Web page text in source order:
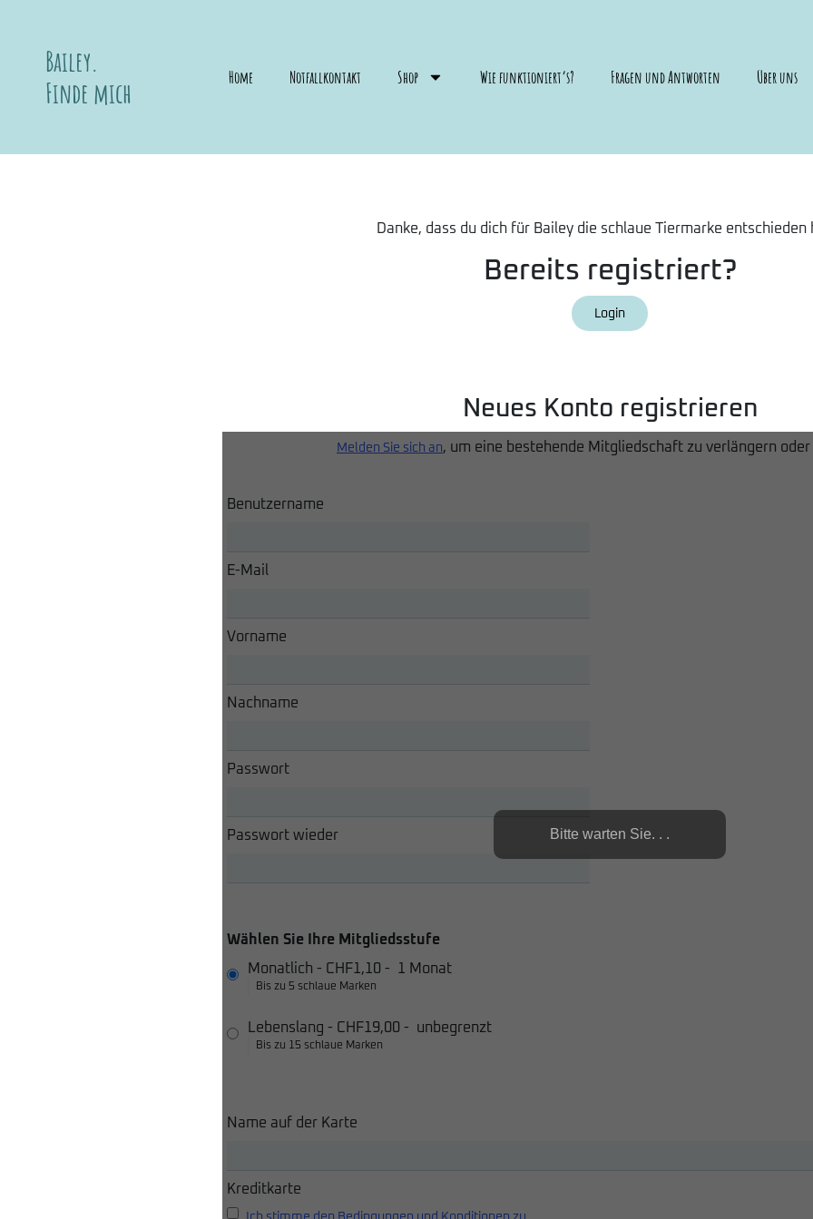
Bailey.
Finde mich
Home Notfallkontakt Shop Wie funktioniert’s? Fragen und Antworten Über uns
Danke, dass du dich für Bailey die schlaue Tiermarke entschieden
Bereits registriert?
Login
Neues Konto registrieren
Melden Sie sich an, um eine bestehende Mitgliedschaft zu verlängern oder
Benutzername
E-Mail
Vorname
Nachname
Passwort
Passwort wieder
Wählen Sie Ihre Mitgliedsstufe
Monatlich - CHF1,10 - 1 Monat
Bis zu 5 schlaue Marken
Lebenslang - CHF19,00 - unbegrenzt
Bis zu 15 schlaue Marken
Name auf der Karte
Kreditkarte
Bitte warten Sie. . .